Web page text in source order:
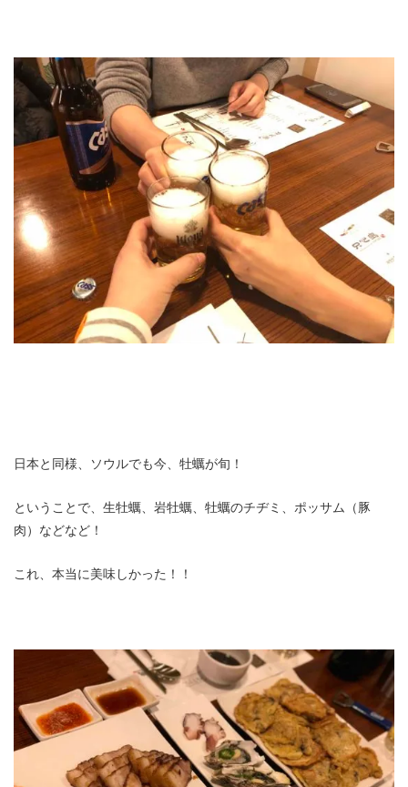
日本と同様、ソウルでも今、牡蠣が旬！
ということで、生牡蠣、岩牡蠣、牡蠣のチヂミ、ポッサム（豚
肉）などなど！
これ、本当に美味しかった！！